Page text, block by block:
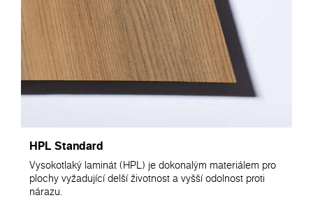
HPL Standard
Vysokotlaký laminát (HPL) je dokonalým materiálem pro
plochy vyžadující delší životnost a vyšší odolnost proti
nárazu.